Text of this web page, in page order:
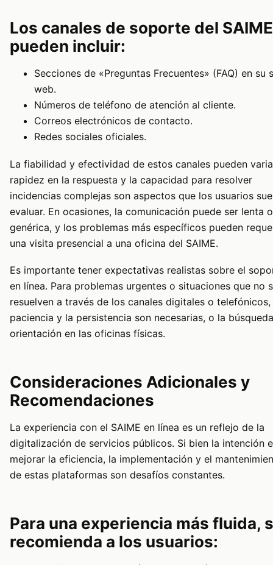
Los canales de soporte del SAIME
pueden incluir:
Secciones de «Preguntas Frecuentes» (FAQ) en su
web.
Números de teléfono de atención al cliente.
Correos electrónicos de contacto.
Redes sociales oficiales.
La fiabilidad y efectividad de estos canales pueden
rapidez en la respuesta y la capacidad para resolver
incidencias complejas son aspectos que los usuarios
evaluar. En ocasiones, la comunicación puede ser lenta o
genérica, y los problemas más específicos pueden
una visita presencial a una oficina del SAIME.
Es importante tener expectativas realistas sobre el
en línea. Para problemas urgentes o situaciones que no
resuelven a través de los canales digitales o telefónicos,
paciencia y la persistencia son necesarias, o la
orientación en las oficinas físicas.
Consideraciones Adicionales y
Recomendaciones
La experiencia con el SAIME en línea es un reflejo de la
digitalización de servicios públicos. Si bien la intención
mejorar la eficiencia, la implementación y el
de estas plataformas son desafíos constantes.
Para una experiencia más fluida,
recomienda a los usuarios: